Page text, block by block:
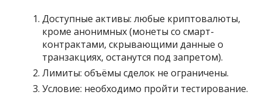
Доступные активы: любые криптовалюты,
кроме анонимных (монеты со смарт-
контрактами, скрывающими данные о
транзакциях, останутся под запретом).
Лимиты: объёмы сделок не ограничены.
Условие: необходимо пройти тестирование.